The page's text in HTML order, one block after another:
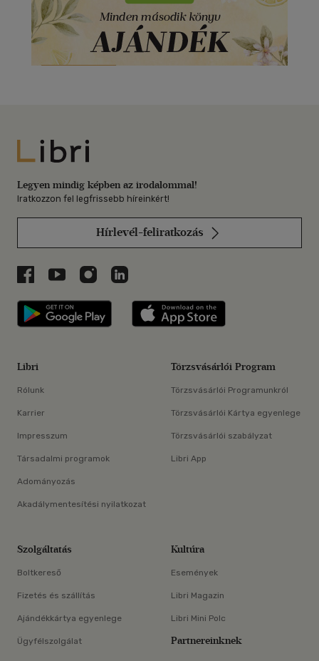
Libri
Legyen mindig képben az irodalommal!
Iratkozzon fel legfrissebb híreinkért!
Hírlevél-feliratkozás
Libri a Facebookon
Libri a Youtube-on
Libri az Instagramon
Libri a LinkedInen
Libri applikáció Szerezd meg: Google
Libri
Rólunk
Karrier
Impresszum
Társadalmi programok
Adományozás
Akadálymentesítési nyilatkozat
Törzsvásárlói Program
Törzsvásárlói Programunkról
Törzsvásárlói Kártya egyenlege
Törzsvásárlói szabályzat
Libri App
Szolgáltatás
Boltkereső
Fizetés és szállítás
Ajándékkártya egyenlege
Ügyfélszolgálat
Kultúra
Események
Libri Magazin
Libri Mini Polc
Partnereinknek